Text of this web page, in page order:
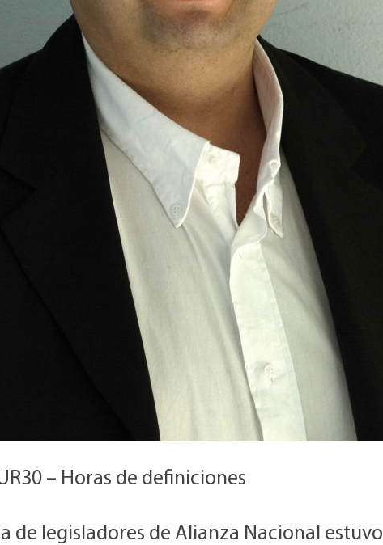
– Horas de definiciones
de legisladores de Alianza Nacional estuvo